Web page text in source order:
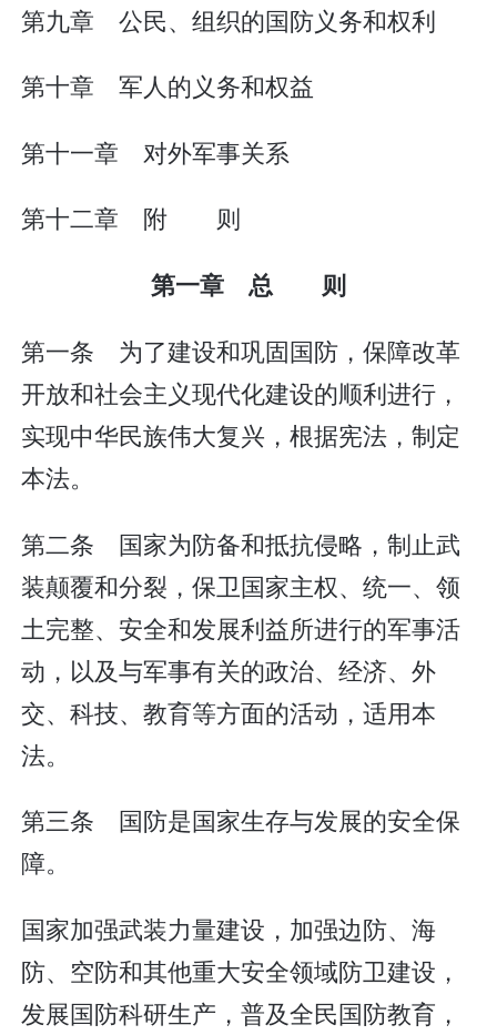
第九章 公民、组织的国防义务和权利
第十章 军人的义务和权益
第十一章 对外军事关系
第十二章 附 则
第一章 总 则
第一条 为了建设和巩固国防，保障改革
开放和社会主义现代化建设的顺利进行，
实现中华民族伟大复兴，根据宪法，制定
本法。
第二条 国家为防备和抵抗侵略，制止武
装颠覆和分裂，保卫国家主权、统一、领
土完整、安全和发展利益所进行的军事活
动，以及与军事有关的政治、经济、外
交、科技、教育等方面的活动，适用本
法。
第三条 国防是国家生存与发展的安全保
障。
国家加强武装力量建设，加强边防、海
防、空防和其他重大安全领域防卫建设，
发展国防科研生产，普及全民国防教育，